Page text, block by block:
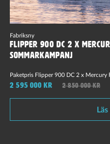
Fabriksny
Flipper 900 DC 2 x
sommarkampanj
Paketpris Flipper 900 DC 2 x Mercury
2 595 000 kr 2 850 000 kr